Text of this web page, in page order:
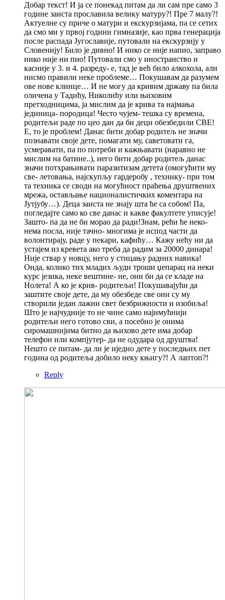
Добар текст! И ја се понекад питам да ли сам пре само 3
године заиста прославила велику матуру?! Пре 7 малу?!
Актуелне су приче о матури и екскурзијама, па се сетих
да смо ми у првој години гимназије, као прва генерација
после распада Југославије, путовали на екскурзију у
Словенију! Било је дивно! И нико се није напио, заправо
нико није ни пио! Путовали смо у иностранство и
касније у 3. и 4. разреду- е, тад је већ било алкохола, али
нисмо правили неке проблеме… Покушавам да разумем
ове нове клинце… И не могу да кривим државу па била
оличена у Тадићу, Николићу или њиховим
претходницима, ја мислим да је крива та најмања
јединица- породица! Често чујем- тешка су времена,
родитељи раде по цео дан да би деци обезбедили СВЕ!
Е, то је проблем! Данас бити добар родитељ не значи
познавати своје дете, помагати му, саветовати га,
усмеравати, па по потреби и кажњавати (наравно не
мислим на батине..), него бити добар родитељ данас
значи потхрањивати паразитизам детета (омогућити му
све- летовања, најскупљу гардеробу , технику- при том
та техника се своди на могућност праћења друштвених
мрежа, остављање националистичких коментара на
Јутјубу…). Деца заиста не знају шта ће са собом! Па,
погледајте само ко све данас и какве факултете уписује!
Зашто- па да не би морао да ради!Знам, рећи ће неко-
нема посла, није тачно- многима је испод части да
волонтирају, раде у пекари, кафићу… Кажу нећу ни да
устајем из кревета ако треба да радим за 20000 динара!
Није ствар у новцу, него у стицању радних навика!
Онда, колико тих младих људи троши џепарац на неки
курс језика, неке вештине- не, они би да се кладе на
Нолета! А ко је крив- родитељи! Покушавајући да
заштите своје дете, да му обезбеде све они су му
створили један лажни свет безбрижности и изобиља!
Што је најчудније то не чине само најимућнији
родитељи него готово сви, а посебно је онима
сиромашнијима битно да њихово дете има добар
телефон или компјутер- да не одудара од друштва!
Нешто се питам- да ли је иједно дете у последњих пет
година од родитеља добило неку књигу?! А лаптоп?!
Reply